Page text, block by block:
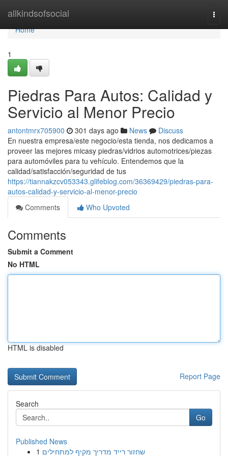
allkindsofsocial
Home
Home
1
Piedras Para Autos: Calidad y
Servicio al Menor Precio
antontmrx705900 301 days ago News
Discuss
En nuestra empresa/este negocio/esta tienda, nos dedicamos a
proveer las mejores micasy piedras/vidrios automotrices/piezas
para automóviles para tu vehículo. Entendemos que la
calidad/satisfacción/seguridad de tus
https://tiannakzcv053343.glifeblog.com/36369429/piedras-para-
autos-calidad-y-servicio-al-menor-precio
Comments
Who Upvoted
Comments
Submit a Comment
No HTML
HTML is disabled
Report Page
Search
Go
Published News
1 שחזור רייד מדריך מקיף למתחילים